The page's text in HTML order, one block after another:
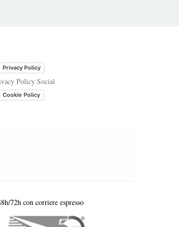
Privacy Policy
Policy Social
Cookie Policy
72h con corriere espresso